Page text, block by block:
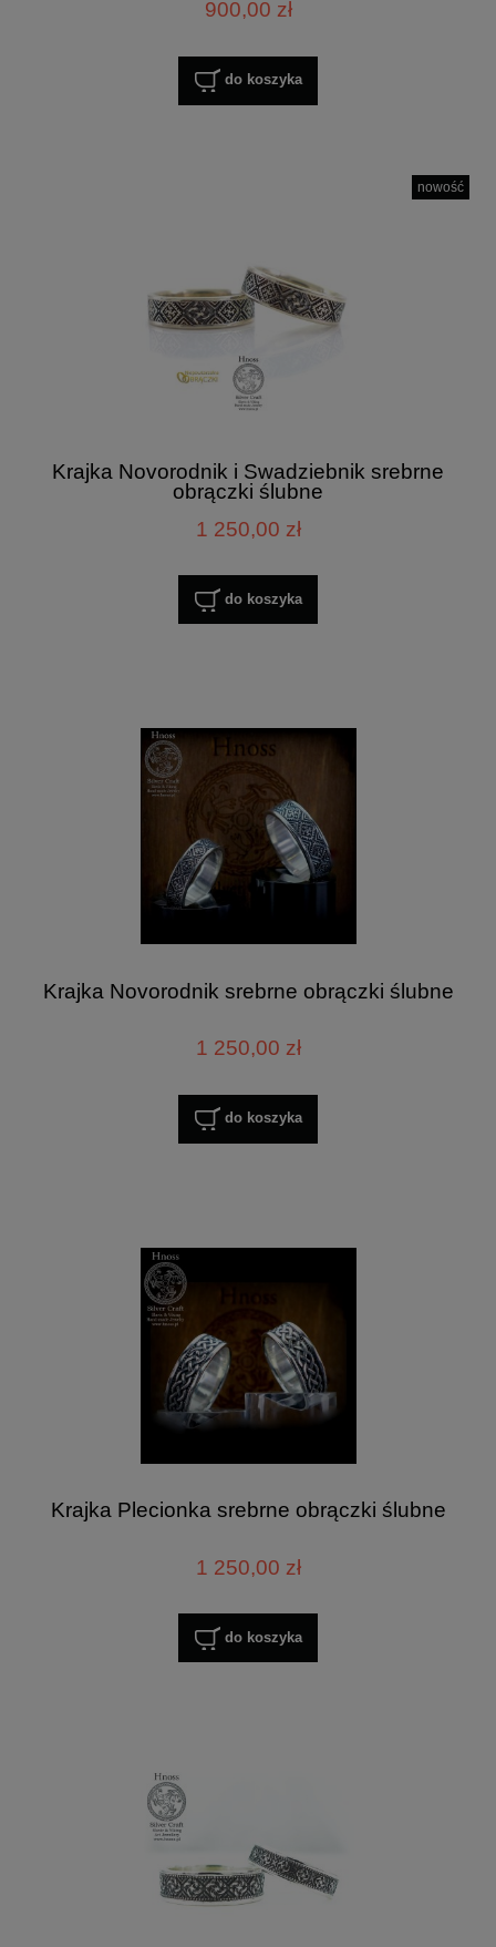
900,00 zł
do koszyka
Krajka Novorodnik i Swadziebnik srebrne
obrączki ślubne
1 250,00 zł
do koszyka
nowość
Krajka Novorodnik srebrne obrączki ślubne
1 250,00 zł
do koszyka
Krajka Plecionka srebrne obrączki ślubne
1 250,00 zł
do koszyka